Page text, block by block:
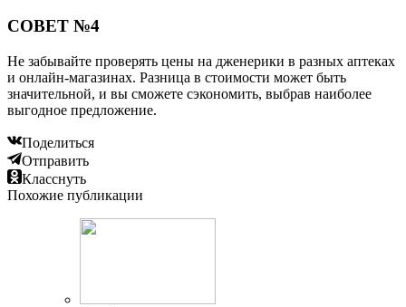
СОВЕТ №4
Не забывайте проверять цены на дженерики в разных аптеках
и онлайн-магазинах. Разница в стоимости может быть
значительной, и вы сможете сэкономить, выбрав наиболее
выгодное предложение.
Поделиться
Отправить
Класснуть
Похожие публикации